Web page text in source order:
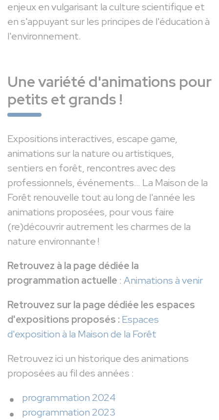
enjeux en vulgarisant la culture scientifique et
en s'appuyant sur les principes de l'éducation à
l'environnement.
Une variété d'animations pour
petits et grands !
Expositions interactives, escape game,
animations sur la nature ou artistiques,
sentiers en forêt, rencontres avec des
professionnels, événements… La Maison de la
Forêt renouvelle tout au long de l'année les
animations proposées, pour vous faire
(re)découvrir autrement les charmes de la
nature environnante !
Retrouvez à la page dédiée la
programmation actuelle : Animations à venir
Retrouvez sur la page dédiée les espaces
d'expositions proposés :Espaces
d'exposition à la Maison de la Forêt
Retrouvez ici un historique des animations
proposées au fil des années :
programmation 2024
programmation 2023